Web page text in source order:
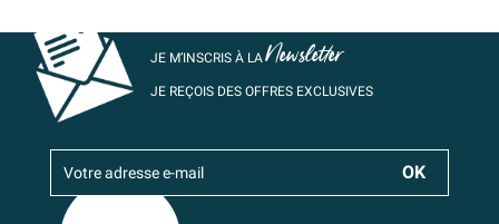
JE M’INSCRIS À LANewsletter
JE REÇOIS DES OFFRES EXCLUSIVES